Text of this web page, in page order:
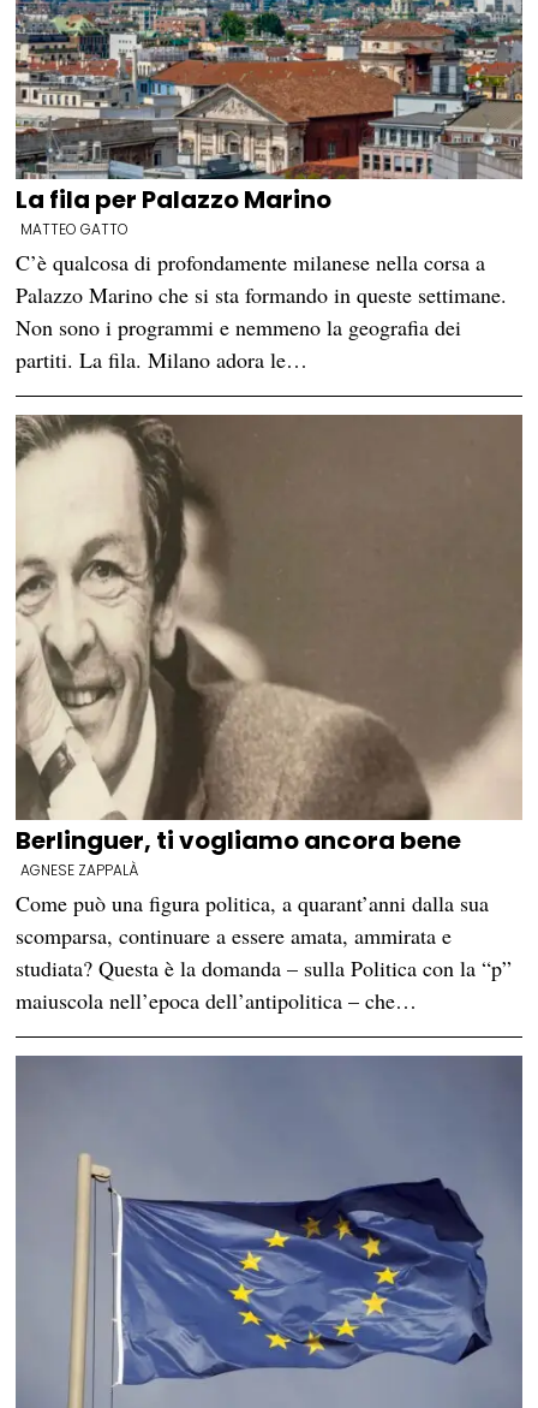
La fila per Palazzo Marino
MATTEO GATTO
C’è qualcosa di profondamente milanese nella corsa a
Palazzo Marino che si sta formando in queste settimane.
Non sono i programmi e nemmeno la geografia dei
partiti. La fila. Milano adora le…
Berlinguer, ti vogliamo ancora bene
AGNESE ZAPPALÀ
Come può una figura politica, a quarant’anni dalla sua
scomparsa, continuare a essere amata, ammirata e
studiata? Questa è la domanda – sulla Politica con la “p”
maiuscola nell’epoca dell’antipolitica – che…